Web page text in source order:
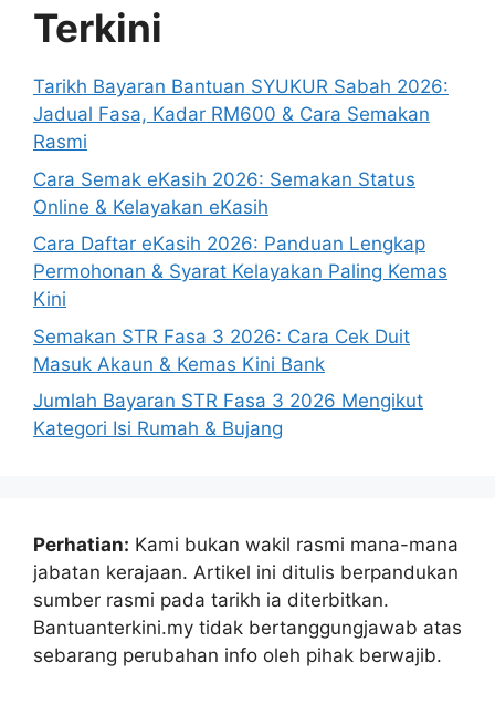
Terkini
Tarikh Bayaran Bantuan SYUKUR Sabah 2026:
Jadual Fasa, Kadar RM600 & Cara Semakan
Rasmi
Cara Semak eKasih 2026: Semakan Status
Online & Kelayakan eKasih
Cara Daftar eKasih 2026: Panduan Lengkap
Permohonan & Syarat Kelayakan Paling Kemas
Kini
Semakan STR Fasa 3 2026: Cara Cek Duit
Masuk Akaun & Kemas Kini Bank
Jumlah Bayaran STR Fasa 3 2026 Mengikut
Kategori Isi Rumah & Bujang
Perhatian: Kami bukan wakil rasmi mana-mana
jabatan kerajaan. Artikel ini ditulis berpandukan
sumber rasmi pada tarikh ia diterbitkan.
Bantuanterkini.my tidak bertanggungjawab atas
sebarang perubahan info oleh pihak berwajib.